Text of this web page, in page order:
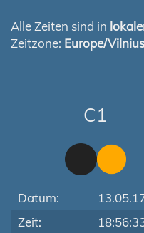
Alle Zeiten sind in
Zeitzone: Europe/Vilnius
C1
Datum:
Zeit: